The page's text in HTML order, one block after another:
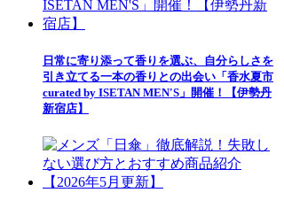
日常に寄り添って香りを選ぶ、自分らしさを
引き立てる一本の香りとの出会い「香水夏市
curated by ISETAN MEN'S」開催！【伊勢丹
新宿店】